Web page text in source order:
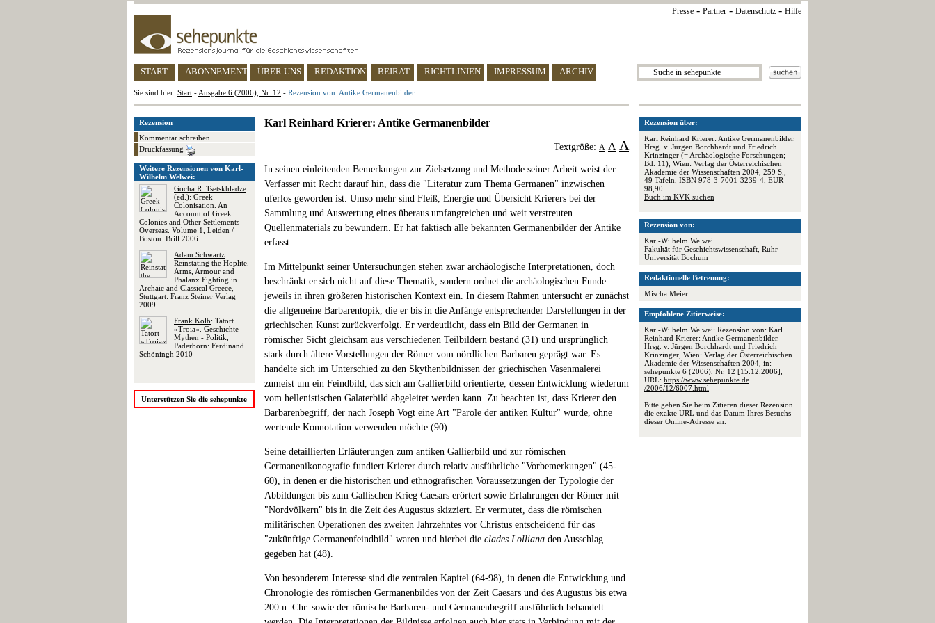
Presse - Partner - Datenschutz - Hilfe
START ABONNEMENT ÜBER UNS REDAKTION BEIRAT RICHTLINIEN IMPRESSUM ARCHIV
Sie sind hier: Start - Ausgabe 6 (2006), Nr. 12 - Rezension von: Antike Germanenbilder
Rezension über:
Karl Reinhard Krierer: Antike Germanenbilder.
Hrsg. v. Jürgen Borchhardt und Friedrich
Krinzinger (= Archäologische Forschungen;
Bd. 11), Wien: Verlag der Österreichischen
Akademie der Wissenschaften 2004, 259 S.,
49 Tafeln, ISBN 978-3-7001-3239-4, EUR
98,90
Buch im KVK suchen
Rezension von:
Karl-Wilhelm Welwei
Fakultät für Geschichtswissenschaft, Ruhr-
Universität Bochum
Redaktionelle Betreuung:
Mischa Meier
Empfohlene Zitierweise:
Karl-Wilhelm Welwei: Rezension von: Karl
Reinhard Krierer: Antike Germanenbilder.
Hrsg. v. Jürgen Borchhardt und Friedrich
Krinzinger, Wien: Verlag der Österreichischen
Akademie der Wissenschaften 2004, in:
sehepunkte 6 (2006), Nr. 12 [15.12.2006],
URL: https://www.sehepunkte.de
/2006/12/6007.html
Bitte geben Sie beim Zitieren dieser Rezension
die exakte URL und das Datum Ihres Besuchs
dieser Online-Adresse an.
Rezension
Kommentar schreiben
Druckfassung
Weitere Rezensionen von Karl-
Wilhelm Welwei:
Gocha R. Tsetskhladze
(ed.): Greek
Colonisation. An
Account of Greek
Colonies and Other Settlements
Overseas. Volume 1, Leiden /
Boston: Brill 2006
Adam Schwartz:
Reinstating the Hoplite.
Arms, Armour and
Phalanx Fighting in
Archaic and Classical Greece,
Stuttgart: Franz Steiner Verlag
2009
Frank Kolb: Tatort
»Troia«. Geschichte -
Mythen - Politik,
Paderborn: Ferdinand
Schöningh 2010
Unterstützen Sie die sehepunkte
Karl Reinhard Krierer: Antike Germanenbilder
Textgröße: A A A
In seinen einleitenden Bemerkungen zur Zielsetzung und Methode seiner Arbeit weist der
Verfasser mit Recht darauf hin, dass die "Literatur zum Thema Germanen" inzwischen
uferlos geworden ist. Umso mehr sind Fleiß, Energie und Übersicht Krierers bei der
Sammlung und Auswertung eines überaus umfangreichen und weit verstreuten
Quellenmaterials zu bewundern. Er hat faktisch alle bekannten Germanenbilder der Antike
erfasst.
Im Mittelpunkt seiner Untersuchungen stehen zwar archäologische Interpretationen, doch
beschränkt er sich nicht auf diese Thematik, sondern ordnet die archäologischen Funde
jeweils in ihren größeren historischen Kontext ein. In diesem Rahmen untersucht er zunächst
die allgemeine Barbarentopik, die er bis in die Anfänge entsprechender Darstellungen in der
griechischen Kunst zurückverfolgt. Er verdeutlicht, dass ein Bild der Germanen in
römischer Sicht gleichsam aus verschiedenen Teilbildern bestand (31) und ursprünglich
stark durch ältere Vorstellungen der Römer vom nördlichen Barbaren geprägt war. Es
handelte sich im Unterschied zu den Skythenbildnissen der griechischen Vasenmalerei
zumeist um ein Feindbild, das sich am Gallierbild orientierte, dessen Entwicklung wiederum
vom hellenistischen Galaterbild abgeleitet werden kann. Zu beachten ist, dass Krierer den
Barbarenbegriff, der nach Joseph Vogt eine Art "Parole der antiken Kultur" wurde, ohne
wertende Konnotation verwenden möchte (90).
Seine detaillierten Erläuterungen zum antiken Gallierbild und zur römischen
Germanenikonografie fundiert Krierer durch relativ ausführliche "Vorbemerkungen" (45-
60), in denen er die historischen und ethnografischen Voraussetzungen der Typologie der
Abbildungen bis zum Gallischen Krieg Caesars erörtert sowie Erfahrungen der Römer mit
"Nordvölkern" bis in die Zeit des Augustus skizziert. Er vermutet, dass die römischen
militärischen Operationen des zweiten Jahrzehntes vor Christus entscheidend für das
"zukünftige Germanenfeindbild" waren und hierbei die clades Lolliana den Ausschlag
gegeben hat (48).
Von besonderem Interesse sind die zentralen Kapitel (64-98), in denen die Entwicklung und
Chronologie des römischen Germanenbildes von der Zeit Caesars und des Augustus bis etwa
200 n. Chr. sowie der römische Barbaren- und Germanenbegriff ausführlich behandelt